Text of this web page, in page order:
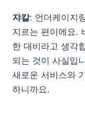
쟈칼: 언더케이지
지르는 편이에요.
한 대비라고 생각
되는 것이 사실입
새로운 서비스와
하니까요.